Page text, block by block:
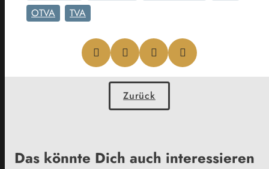
OTVA
TVA
Zurück
Das könnte Dich auch interessieren